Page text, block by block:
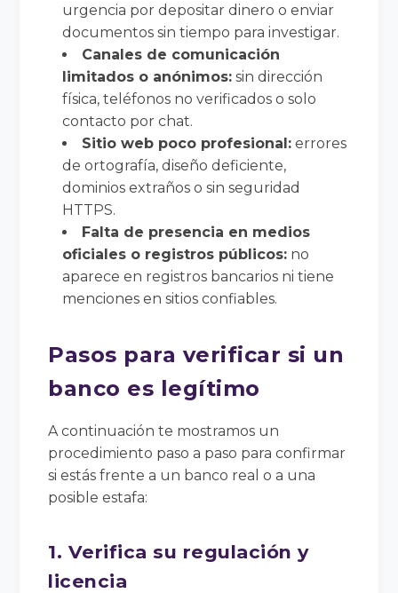
urgencia por depositar dinero o enviar
documentos sin tiempo para investigar.
Canales de comunicación
limitados o anónimos: sin dirección
física, teléfonos no verificados o solo
contacto por chat.
Sitio web poco profesional: errores
de ortografía, diseño deficiente,
dominios extraños o sin seguridad
HTTPS.
Falta de presencia en medios
oficiales o registros públicos: no
aparece en registros bancarios ni tiene
menciones en sitios confiables.
Pasos para verificar si un
banco es legítimo
A continuación te mostramos un
procedimiento paso a paso para confirmar
si estás frente a un banco real o a una
posible estafa:
1. Verifica su regulación y
licencia